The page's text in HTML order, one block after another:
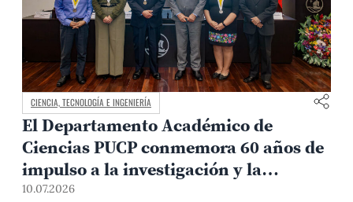
CIENCIA, TECNOLOGÍA E INGENIERÍA
El Departamento Académico de
Ciencias PUCP conmemora 60 años de
impulso a la investigación y la
formación científica
10.07.2026